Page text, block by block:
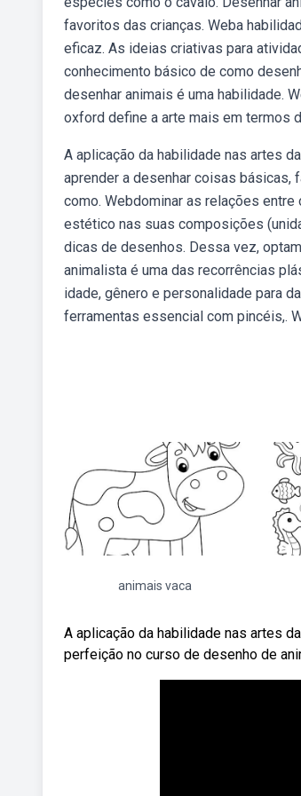
favoritos das crianças. Weba
eficaz. As ideias criativas para
conhecimento básico de como
desenhar animais é uma habilidade.
oxford define a arte mais em termos
A aplicação da habilidade nas artes
aprender a desenhar coisas
como. Webdominar as relações
estético nas suas composições
dicas de desenhos. Dessa vez,
animalista é uma das recorrências
idade, gênero e personalidade para
ferramentas essencial com pincéis,.
animais vaca
A aplicação da habilidade nas artes
perfeição no curso de desenho de